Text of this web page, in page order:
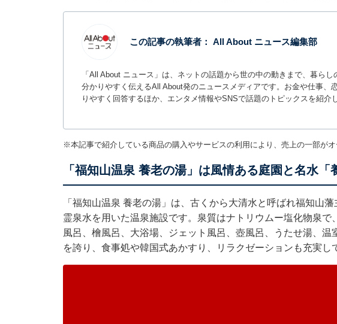
この記事の執筆者： All About ニュース編集部
「All About ニュース」は、ネットの話題から世の中の動きまで、暮ら
分かりやすく伝えるAll About発のニュースメディアです。お金や仕事、
りやすく回答するほか、エンタメ情報やSNSで話題のトピックスを紹介
※本記事で紹介している商品の購入やサービスの利用により、売上の一部が
「福知山温泉 養老の湯」は風情ある庭園と名水
「福知山温泉 養老の湯」は、古くから大清水と呼ばれ福知山
霊泉水を用いた温泉施設です。泉質はナトリウムー塩化物泉
風呂、檜風呂、大浴場、ジェット風呂、壺風呂、うたせ湯、
を誇り、食事処や韓国式あかすり、リラクゼーションも充実し